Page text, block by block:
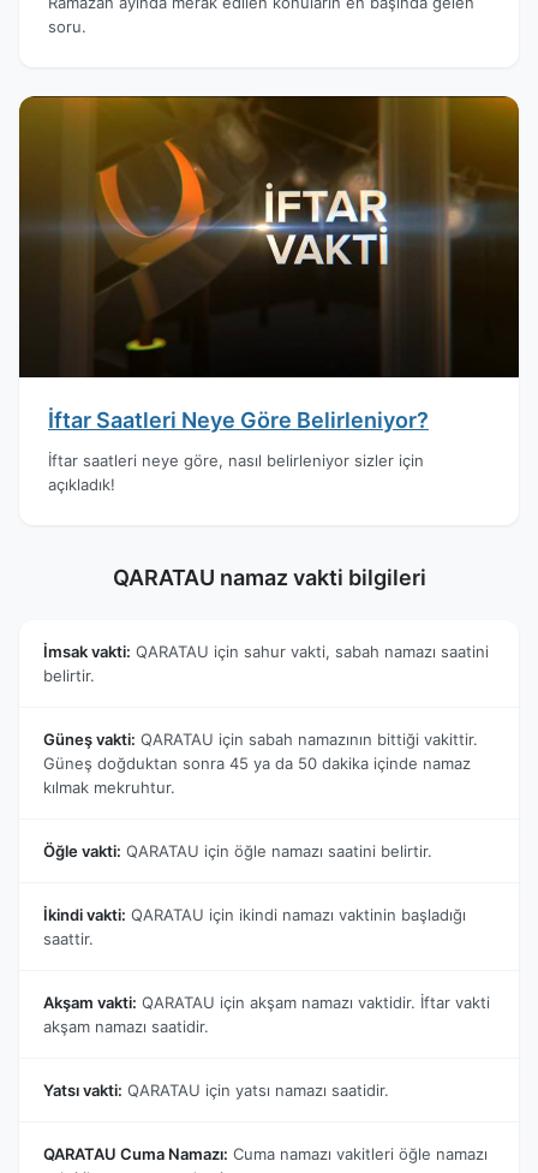
soru.
İftar Saatleri Neye Göre Belirleniyor?
İftar saatleri neye göre, nasıl belirleniyor sizler için
açıkladık!
QARATAU namaz vakti bilgileri
İmsak vakti: QARATAU için sahur vakti, sabah namazı saatini
belirtir.
Güneş vakti: QARATAU için sabah namazının bittiği vakittir.
Güneş doğduktan sonra 45 ya da 50 dakika içinde namaz
kılmak mekruhtur.
Öğle vakti: QARATAU için öğle namazı saatini belirtir.
İkindi vakti: QARATAU için ikindi namazı vaktinin başladığı
saattir.
Akşam vakti: QARATAU için akşam namazı vaktidir. İftar vakti
akşam namazı saatidir.
Yatsı vakti: QARATAU için yatsı namazı saatidir.
QARATAU Cuma Namazı: Cuma namazı vakitleri öğle namazı